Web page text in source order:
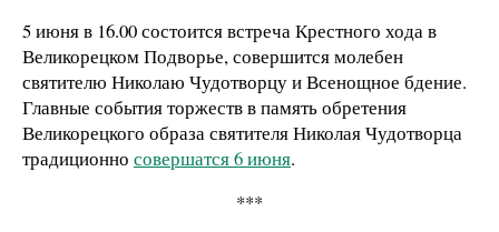
5 июня в 16.00 состоится встреча Крестного хода в
Великорецком Подворье, совершится молебен
святителю Николаю Чудотворцу и Всенощное бдение.
Главные события торжеств в память обретения
Великорецкого образа святителя Николая Чудотворца
традиционно совершатся 6 июня.
***